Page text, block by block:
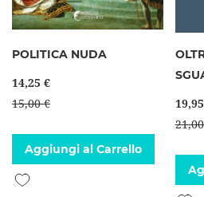
POLITICA NUDA
14,25 €
15,00 €
Aggiungi al Carrello
Aggiungi alla lista desideri